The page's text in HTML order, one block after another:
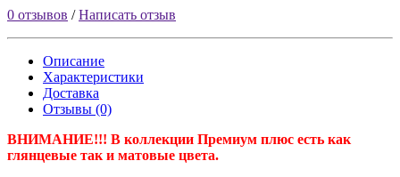
0 отзывов /Написать отзыв
Описание
Характеристики
Доставка
Отзывы (0)
ВНИМАНИЕ!!! В коллекции Премиум плюс есть как
глянцевые так и матовые цвета.